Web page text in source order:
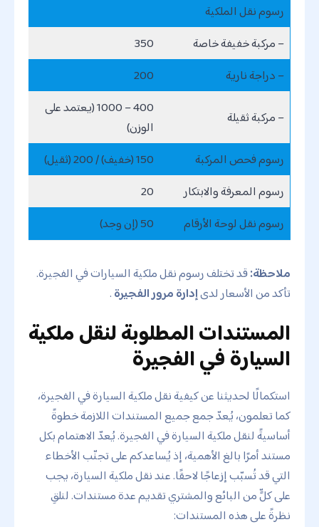
رسوم نقل الملكية
– مركبة خفيفة خاصة
350
– دراجة نارية
200
– مركبة ثقيلة
400 – 1000 (يعتمد على
الوزن)
رسوم فحص المركبة
150 (خفيف) / 200 (ثقيل)
رسوم المعرفة والابتكار
20
رسوم نقل لوحة الأرقام
50 (إن وجد)
ملاحظة:قد تختلف رسوم نقل ملكية السيارات في الفجيرة.
تأكد من الأسعار لدىإدارة مرور الفجيرة.
المستندات المطلوبة لنقل ملكية
السيارة في الفجيرة
استكمالًا لحديثنا عن كيفية نقل ملكية السيارة في الفجيرة،
كما تعلمون، يُعدّ جمع جميع المستندات اللازمة خطوةً
أساسيةً لنقل ملكية السيارة في الفجيرة. يُعدّ الاهتمام بكل
مستند أمرًا بالغ الأهمية، إذ يُساعدكم على تجنّب الأخطاء
التي قد تُسبّب إزعاجًا لاحقًا. عند نقل ملكية السيارة، يجب
على كلٍّ من البائع والمشتري تقديم عدة مستندات. لنلقِ
نظرةً على هذه المستندات: